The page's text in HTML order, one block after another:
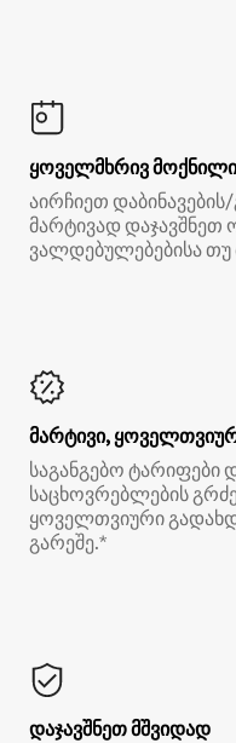
ყოველმხრივ
აირჩიეთ
მარტივად
ვალდებულებებისა თუ
მარტივი,
საგანგებო ტარიფები
საცხოვრებლების
ყოველთვიური
გარეშე.*
დაჯავშნეთ მშვიდად